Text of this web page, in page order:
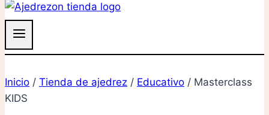
Inicio / Tienda de ajedrez / Educativo / Masterclass
KIDS